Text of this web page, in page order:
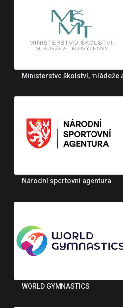
Ministerstvo školství, mládeže
Národní sportovní agentura
WORLD GYMNASTICS